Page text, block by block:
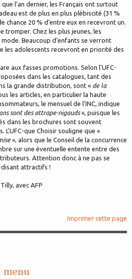
l’an dernier, les Français ont surtout
est de plus en plus plébiscité (31 %
chance 20 % d’entre eux en recevront un.
tromper. Chez les plus jeunes, les
Beaucoup d’enfants se verront
les adolescents recevront en priorité des
aux fasses promotions. Selon l'UFC-
dans les catalogues, tant des
la grande distribution, sont « de la
les articles, en particulier la haute
le mensuel de l'INC, indique
sont des attrape-nigauds», puisque les
dans les brochures sont souvent
L'UFC-que Choisir souligne que «
», alors que le Conseil de la concurrence
sur une éventuelle entente entre des
Attention donc à ne pas se
attractifs !
avec AFP
Imprimer cette page
menu